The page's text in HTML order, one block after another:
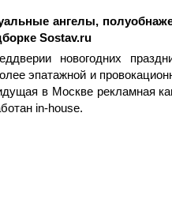
ангелы,
Sostav.ru
новогодних
эпатажной и
в Москве рекламная
in-house.